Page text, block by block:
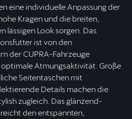
eine individuelle Anpassung der
Kragen und die breiten,
lässigen Look sorgen. Das
ist von den
der CUPRA-Fahrzeuge
Atmungsaktivität. Große
Seitentaschen mit
Details machen die
zugleich. Das glänzend-
den entspannten,